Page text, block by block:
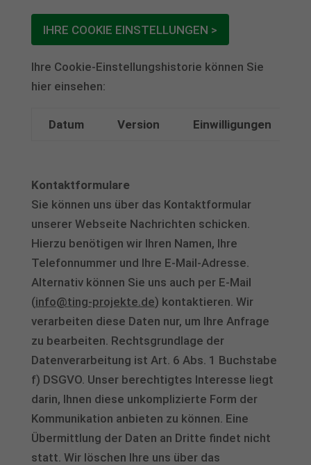
IHRE COOKIE EINSTELLUNGEN >
Ihre Cookie-Einstellungshistorie können Sie
hier einsehen:
Datum Version Einwilligungen
Kontaktformulare
Sie können uns über das Kontaktformular
unserer Webseite Nachrichten schicken.
Hierzu benötigen wir Ihren Namen, Ihre
Telefonnummer und Ihre E-Mail-Adresse.
Alternativ können Sie uns auch per E-Mail
(info@ting-projekte.de) kontaktieren. Wir
verarbeiten diese Daten nur, um Ihre Anfrage
zu bearbeiten. Rechtsgrundlage der
Datenverarbeitung ist Art. 6 Abs. 1 Buchstabe
f) DSGVO. Unser berechtigtes Interesse liegt
darin, Ihnen diese unkomplizierte Form der
Kommunikation anbieten zu können. Eine
Übermittlung der Daten an Dritte findet nicht
statt. Wir löschen Ihre uns über das